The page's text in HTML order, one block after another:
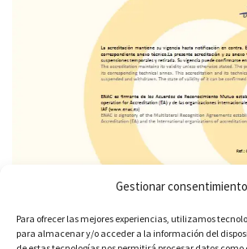
Gestionar consentimiento
Para ofrecer las mejores experiencias, utilizamos
para almacenar y/o acceder a la información del